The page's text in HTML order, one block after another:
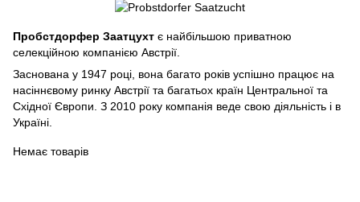
Пробстдорфер Заатцухт є найбільшою приватною
селекційною компанією Австрії.
Заснована у 1947 році, вона багато років успішно працює на
насіннєвому ринку Австрії та багатьох країн Центральної та
Східної Європи. З 2010 року компанія веде свою діяльність і в
Україні.
Немає товарів